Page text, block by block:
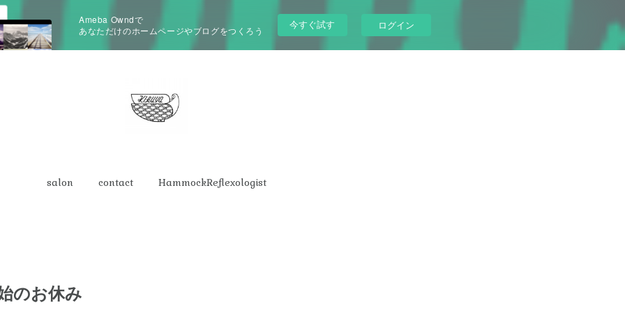
Ameba Owndで
あなただけのホームページやブログをつくろう
今すぐ試す ログイン
salon contact HammockReflexologist
のお休み